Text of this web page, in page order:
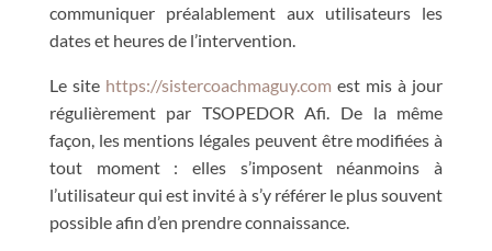
communiquer préalablement aux utilisateurs les
dates et heures de l’intervention.
Le site https://sistercoachmaguy.com est mis à jour
régulièrement par TSOPEDOR Afi. De la même
façon, les mentions légales peuvent être modifiées à
tout moment : elles s’imposent néanmoins à
l’utilisateur qui est invité à s’y référer le plus souvent
possible afin d’en prendre connaissance.